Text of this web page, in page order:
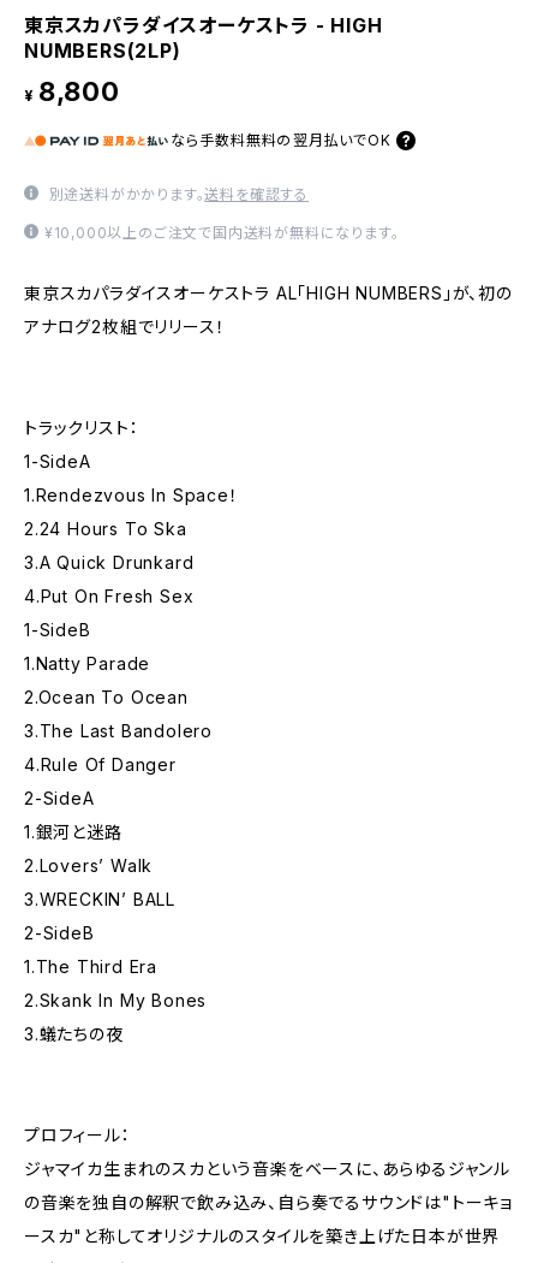
東京スカパラダイスオーケストラ - HIGH
NUMBERS(2LP)
¥ 8,800
なら 手数料無料の 翌月払いでOK
別途送料がかかります。送料を確認する
¥10,000以上のご注文で国内送料が無料になります。
東京スカパラダイスオーケストラ AL「HIGH NUMBERS」が、初の
アナログ2枚組でリリース！
トラックリスト：
1-SideA
1.Rendezvous In Space！
2.24 Hours To Ska
3.A Quick Drunkard
4.Put On Fresh Sex
1-SideB
1.Natty Parade
2.Ocean To Ocean
3.The Last Bandolero
4.Rule Of Danger
2-SideA
1.銀河と迷路
2.Lovers’ Walk
3.WRECKIN’ BALL
2-SideB
1.The Third Era
2.Skank In My Bones
3.蟻たちの夜
プロフィール：
ジャマイカ生まれのスカという音楽をベースに、あらゆるジャンル
の音楽を独自の解釈で飲み込み、自ら奏でるサウンドは"トーキョ
ースカ"と称してオリジナルのスタイルを築き上げた日本が世界